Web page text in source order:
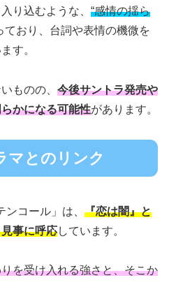
り込むような、 “感情の揺ら
ており、台詞や表情の機微を
す。
ものの、 今後サントラ発売や
かになる可能性があります。
マとのリンク
コール」は、 『恋は闇』と
事に呼応しています。
を受け入れる強さと、そこか